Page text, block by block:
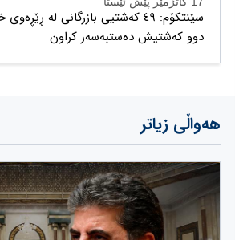
سێنتکۆم: ٤٩ کەشتیی بازرگانی لە
دوو کەشتیش دەستبەسەر کراون
هەواڵی زیاتر